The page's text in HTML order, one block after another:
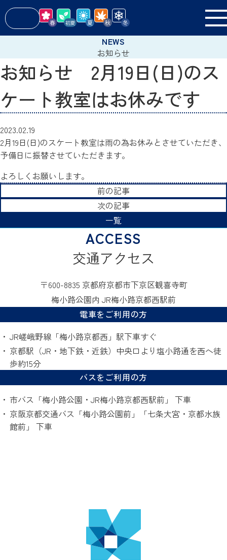
お知らせ
お知らせ 2月19日(日)のス
ケート教室はお休みです
2023.02.19
2月19日(日)のスケート教室は雨の為お休みとさせていただき、
予備日に振替させていただきます。
よろしくお願いします。
前の記事
次の記事
一覧
交通アクセス
〒600-8835 京都府京都市下京区観喜寺町
梅小路公園内 JR梅小路京都西駅前
電車をご利用の方
JR嵯峨野線「梅小路京都西」駅下車すぐ
京都駅（JR・地下鉄・近鉄）中央口より塩小路通を西へ徒
歩約15分
バスをご利用の方
市バス「梅小路公園・JR梅小路京都西駅前」 下車
京阪京都交通バス「梅小路公園前」「七条大宮・京都水族
館前」 下車